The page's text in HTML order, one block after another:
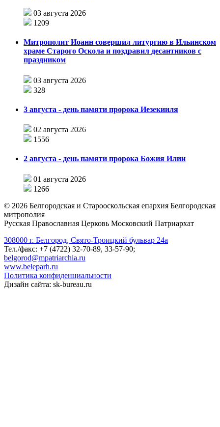
03 августа 2026
1209
Митрополит Иоанн совершил литургию в Ильинском
храме Старого Оскола и поздравил десантников с
праздником
03 августа 2026
328
3 августа - день памяти пророка Иезекииля
02 августа 2026
1556
2 августа - день памяти пророка Божия Илии
01 августа 2026
1266
© 2026 Белгородская и Старооскольская епархия Белгородская
митрополия
Русская Православная Церковь Московский Патриархат
308000 г. Белгород, Свято-Троицкий бульвар 24а
Тел./факс: +7 (4722) 32-70-89, 33-57-90;
belgorod@mpatriarchia.ru
www.beleparh.ru
Политика конфиденциальности
Дизайн сайта: sk-bureau.ru